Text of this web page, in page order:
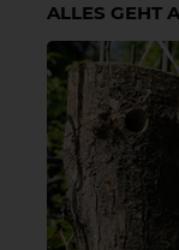
ALLES GEHT